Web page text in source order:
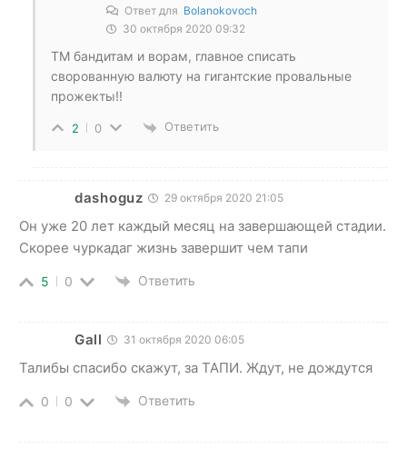
Ответ для Bolanokovoch
30 октября 2020 09:32
ТМ бандитам и ворам, главное списать
сворованную валюту на гигантские провальные
прожекты!!
2 0 Ответить
dashoguz 29 октября 2020 21:05
Он уже 20 лет каждый месяц на завершающей стадии.
Скорее чуркадаг жизнь завершит чем тапи
5 0 Ответить
Gall 31 октября 2020 06:05
Талибы спасибо скажут, за ТАПИ. Ждут, не дождутся
0 0 Ответить